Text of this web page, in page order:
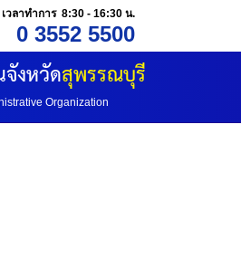
เวลาทำการ 8:30 - 16:30 น.
0 3552 5500
งหวัดสุพรรณบุรี
Organization